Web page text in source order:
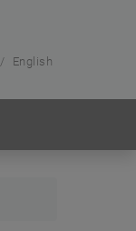
/ English